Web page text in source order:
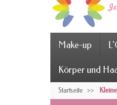
Make-up
Körper und
Startseite